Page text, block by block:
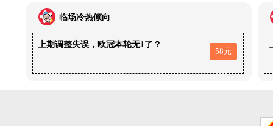
临场冷热倾向
上期调整失误，欧冠本轮无1了？
58元